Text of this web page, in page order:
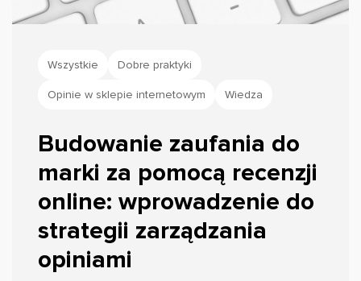
Wszystkie Dobre praktyki
Opinie w sklepie internetowym Wiedza
Budowanie zaufania do
marki za pomocą recenzji
online: wprowadzenie do
strategii zarządzania
opiniami